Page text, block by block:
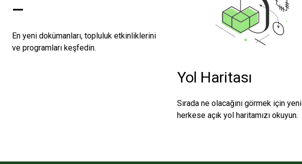
—
En yeni dokümanları, topluluk etkinliklerini
ve programları keşfedin.
Yol Haritası
Sırada ne olacağını görmek için yeni
herkese açık yol haritamızı okuyun.